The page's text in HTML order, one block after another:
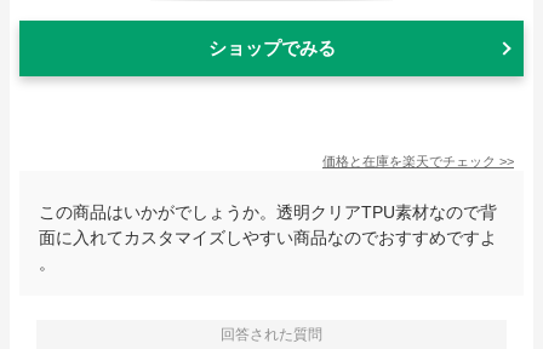
ショップでみる
価格と在庫を楽天でチェック >>
この商品はいかがでしょうか。透明クリアTPU素材なので背
面に入れてカスタマイズしやすい商品なのでおすすめですよ
。
回答された質問